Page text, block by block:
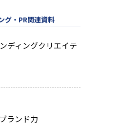
グ・PR関連資料
ディングクリエイテ
ランド力